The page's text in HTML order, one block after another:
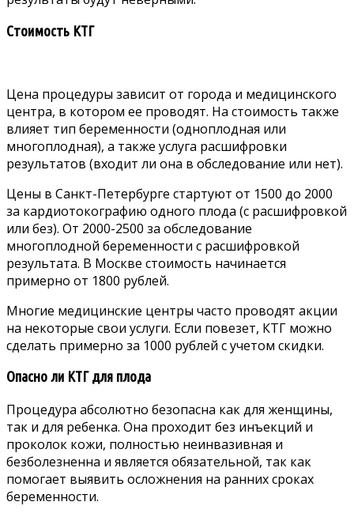
Стоимость КТГ
Цена процедуры зависит от города и медицинского
центра, в котором ее проводят. На стоимость также
влияет тип беременности (одноплодная или
многоплодная), а также услуга расшифровки
результатов (входит ли она в обследование или нет).
Цены в Санкт-Петербурге стартуют от 1500 до 2000
за кардиотокографию одного плода (с расшифровкой
или без). От 2000-2500 за обследование
многоплодной беременности с расшифровкой
результата. В Москве стоимость начинается
примерно от 1800 рублей.
Многие медицинские центры часто проводят акции
на некоторые свои услуги. Если повезет, КТГ можно
сделать примерно за 1000 рублей с учетом скидки.
Опасно ли КТГ для плода
Процедура абсолютно безопасна как для женщины,
так и для ребенка. Она проходит без инъекций и
проколок кожи, полностью неинвазивная и
безболезненна и является обязательной, так как
помогает выявить осложнения на ранних сроках
беременности.